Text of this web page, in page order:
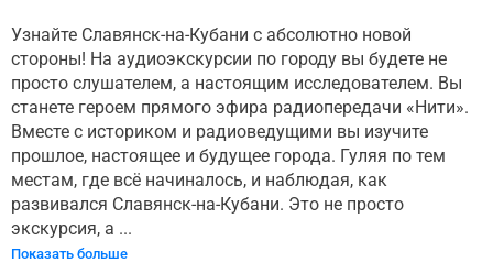
Узнайте Славянск-на-Кубани с абсолютно новой
стороны! На аудиоэкскурсии по городу вы будете не
просто слушателем, а настоящим исследователем. Вы
станете героем прямого эфира радиопередачи «Нити».
Вместе с историком и радиоведущими вы изучите
прошлое, настоящее и будущее города. Гуляя по тем
местам, где всё начиналось, и наблюдая, как
развивался Славянск-на-Кубани. Это не просто
экскурсия, а ...
Показать больше